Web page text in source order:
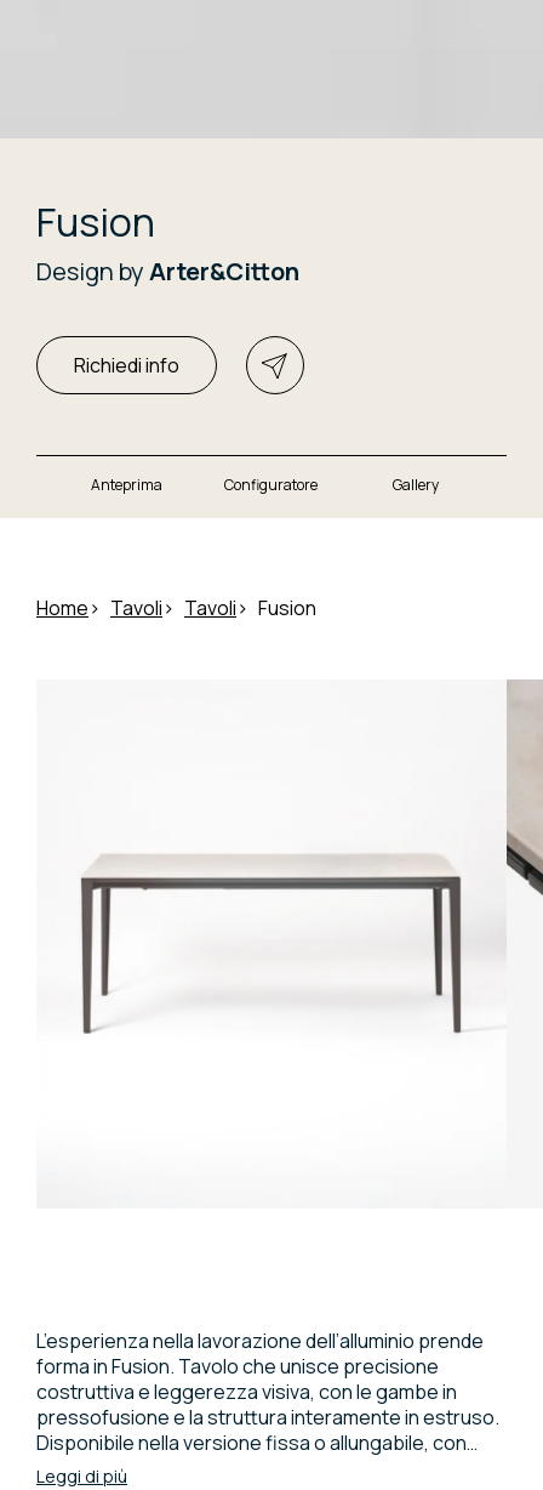
Fusion
Design byArter&Citton
Richiedi info
Anteprima Configuratore Gallery
Home Tavoli Tavoli Fusion
L’esperienza nella lavorazione dell’alluminio prende
forma in Fusion. Tavolo che unisce precisione
costruttiva e leggerezza visiva, con le gambe in
pressofusione e la struttura interamente in estruso.
Disponibile nella versione fissa o allungabile, con
piani in vari materiali e finiture, si adatta a molteplici
Leggi di più